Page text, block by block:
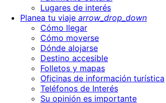
Lugares de interés
Planea tu viaje arrow_drop_down
Cómo llegar
Cómo moverse
Dónde alojarse
Destino accesible
Folletos y mapas
Oficinas de información turística
Teléfonos de Interés
Su opinión es importante